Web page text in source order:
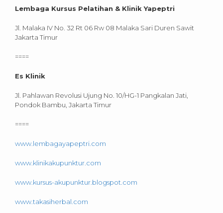
Lembaga Kursus Pelatihan & Klinik Yapeptri
Jl. Malaka IV No. 32 Rt 06 Rw 08 Malaka Sari Duren Sawit
Jakarta Timur
====
Es Klinik
Jl. Pahlawan Revolusi Ujung No. 10/HG-1 Pangkalan Jati,
Pondok Bambu, Jakarta Timur
====
www.lembagayapeptri.com
www.klinikakupunktur.com
www.kursus-akupunktur.blogspot.com
www.takasiherbal.com